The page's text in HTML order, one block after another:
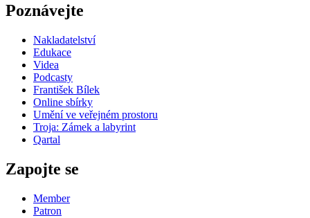
Poznávejte
Nakladatelství
Edukace
Videa
Podcasty
František Bílek
Online sbírky
Umění ve veřejném prostoru
Troja: Zámek a labyrint
Qartal
Zapojte se
Member
Patron